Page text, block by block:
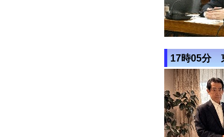
17時05分